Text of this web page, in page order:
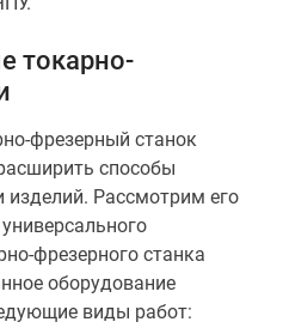
токарно-
фрезерный станок
способы
изделий. Рассмотрим его
фрезерного станка
оборудование
виды работ: